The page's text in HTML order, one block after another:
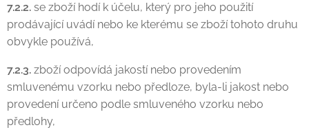
7.2.2. se zboží hodí k účelu, který pro jeho použití
prodávající uvádí nebo ke kterému se zboží tohoto druhu
obvykle používá,
7.2.3. zboží odpovídá jakostí nebo provedením
smluvenému vzorku nebo předloze, byla-li jakost nebo
provedení určeno podle smluveného vzorku nebo
předlohy,